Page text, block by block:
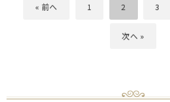
« 前へ 1 2 3
次へ »